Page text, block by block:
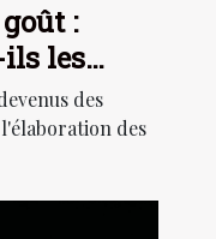
:
les
?
des
des